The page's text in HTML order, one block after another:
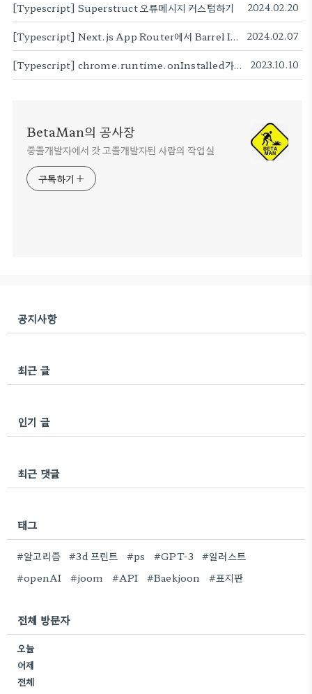
[Typescript] Superstruct 오류메시지 커스텀하기 2024.02.20
[Typescript] Next.js App Router에서 Barrel Index를 사용할땐 서버와 클라이언트를 주의하여 구분하자 2024.02.07
[Typescript] chrome.runtime.onInstalled가 크롬 확장프로그램 최초 설치 1회만 실행되지 않는 문제 2023.10.10
BetaMan의 공사장
중졸개발자에서 갓 고졸개발자된 사람의 작업실
구독하기
공지사항
최근 글
인기 글
최근 댓글
태그
#알고리즘 #3d 프린트 #ps #GPT-3
#일러스트
#openAI
#joom #API #Baekjoon #표지판
전체 방문자
오늘
어제
전체